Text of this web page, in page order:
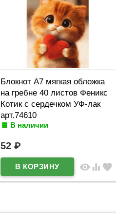
Блокнот А7 мягкая обложка
на гребне 40 листов Феникс
Котик с сердечком УФ-лак
арт.74610
В наличии
52₽
visibility equalizer favorite